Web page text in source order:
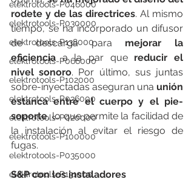
elektrotools-P046000
elektrotools-P030000
elektrotools-P138000
elektrotools-P066000
elektrotools-P102000
elektrotools-P036000
elektrotools-P020000
elektrotools-P100000
elektrotools-P035000
elektrotools-P131000
rodete y de las directrices. Al mismo
tiempo, se ha incorporado un difusor
de descarga para mejorar la
eficiencia a la par que reducir el
nivel sonoro. Por último, sus juntas
sobre-inyectadas aseguran una unión
estanca entre el cuerpo y el pie-
soporte, lo que permite la facilidad de
la instalación al evitar el riesgo de
fugas.
S&P con los instaladores